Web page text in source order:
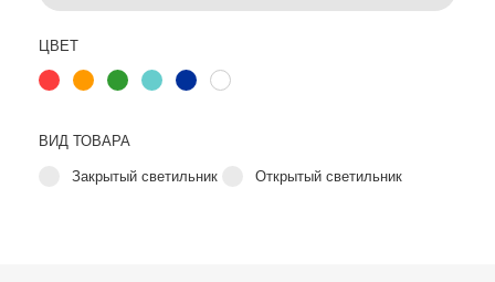
ЦВЕТ
ВИД ТОВАРА
Закрытый светильник Открытый светильник